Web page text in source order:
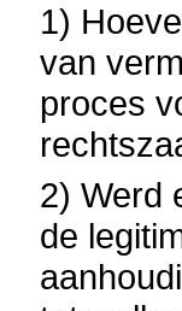
1)
van
proces
2) Werd
de